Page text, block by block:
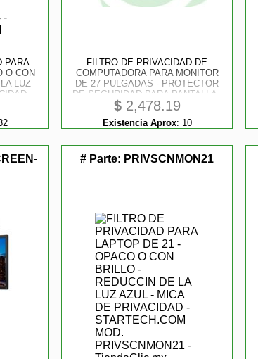
PARA
O CON
LUZ
FILTRO DE PRIVACIDAD DE
COMPUTADORA PARA MONITOR
DE 27 PULGADAS - PROTECTOR
DE SEGURIDAD PARA PANTALLA -
PARA REDUCIR LA LUZ AZUL -
PANTALLA ANCHA DE 16:9 - MATE/
BRILLANTE - +/ -30 GRADOS
$2,478.19
Existencia Aprox: 10
# Parte: PRIVSCNMON21